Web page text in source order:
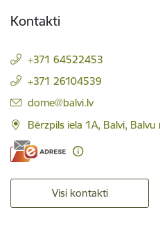
Kontakti
+371 64522453
+371 26104539
E-pasts:
dome@balvi.lv
Bērzpils iela 1A, Balvi,
Visi kontakti